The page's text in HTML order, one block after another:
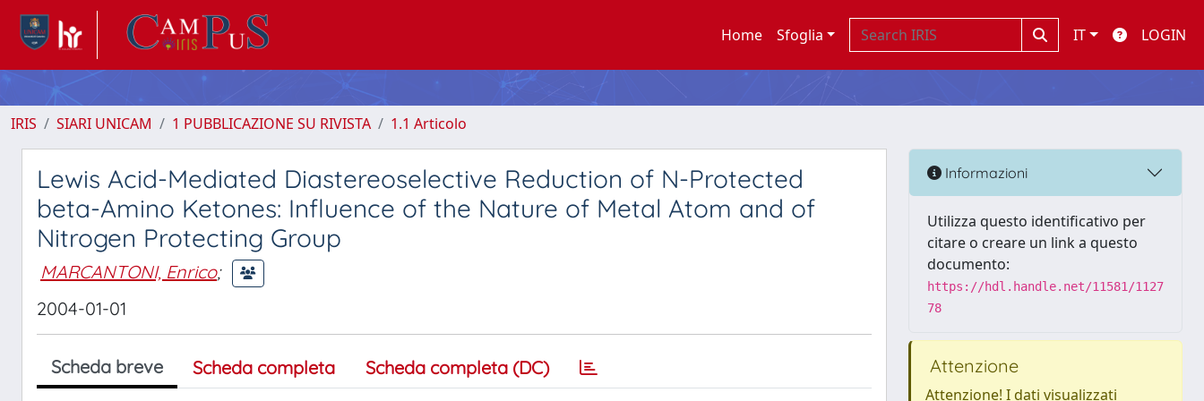
Home Sfoglia IT LOGIN
IRIS SIARI UNICAM 1 PUBBLICAZIONE SU RIVISTA 1.1 Articolo
Lewis Acid-Mediated Diastereoselective Reduction of N-Protected
beta-Amino Ketones: Influence of the Nature of Metal Atom and of
Nitrogen Protecting Group
MARCANTONI, Enrico;
2004-01-01
Scheda breve Scheda completa Scheda completa (DC)
Informazioni
Utilizza questo identificativo per
citare o creare un link a questo
documento:
https://hdl.handle.net/11581/1127
78
Attenzione
Attenzione! I dati visualizzati